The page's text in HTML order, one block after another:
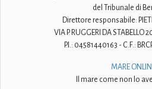
del Tribunale di
Direttore responsabile:
VIA P. RUGGERI DA STABELLO
P.I.: 04581440163 - C.F.:
MARE
Il mare come non lo